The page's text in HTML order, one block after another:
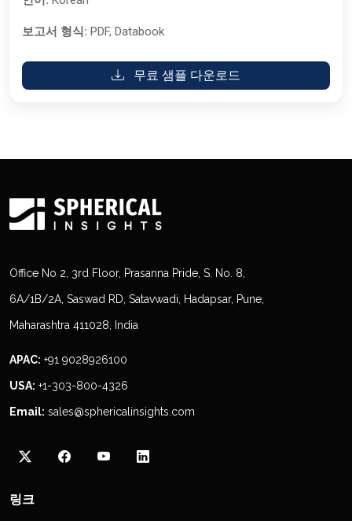
보고서 형식: PDF, Databook
무료 샘플 다운로드
Office No 2, 3rd Floor, Prasanna Pride, S. No. 8,
6A/1B/2A, Saswad RD, Satavwadi, Hadapsar, Pune,
Maharashtra 411028, India
APAC: +91 9028926100
USA: +1-303-800-4326
Email: sales@sphericalinsights.com
링크